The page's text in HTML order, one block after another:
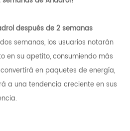
después de 2 semanas
semanas, los usuarios notarán
en su apetito, consumiendo más
en paquetes de energía,
a una tendencia creciente en sus